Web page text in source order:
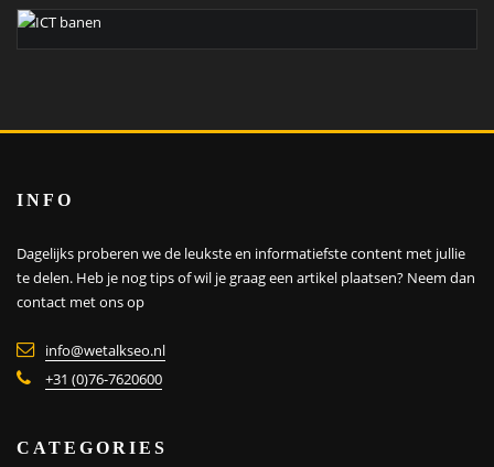
INFO
Dagelijks proberen we de leukste en informatiefste content met jullie
te delen. Heb je nog tips of wil je graag een artikel plaatsen? Neem dan
contact met ons op
info@wetalkseo.nl
+31 (0)76-7620600
CATEGORIES